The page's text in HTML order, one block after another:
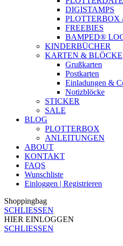
DIGISTAMPS
PLOTTERBOX
FREEBIES
BAMPED®
KINDERBÜCHER
KARTEN & BLÖCKE
Grußkarten
Postkarten
Einladungen &
Notizblöcke
STICKER
SALE
BLOG
PLOTTERBOX
ANLEITUNGEN
ABOUT
KONTAKT
FAQS
Wunschliste
Einloggen | Registrieren
Shoppingbag
SCHLIESSEN
HIER EINLOGGEN
SCHLIESSEN